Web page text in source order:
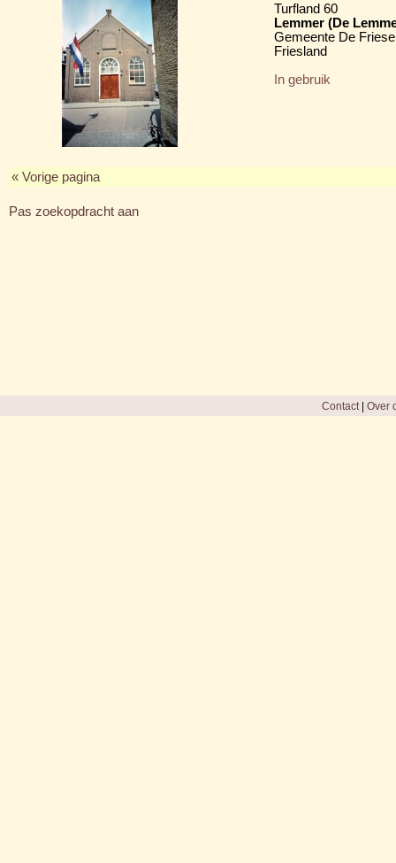
Turfland 60
Lemmer (De
Gemeente De
Friesland
In gebruik
« Vorige pagina
Pas zoekopdracht aan
Contact| Over